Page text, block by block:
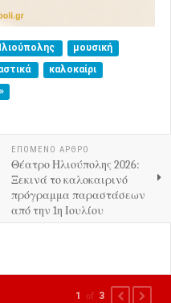
μουσική
καλοκαίρι
ΕΠΟΜΕΝΟ ΑΡΘΡΟ
Θέατρο Ηλιούπολης 2026:
Ξεκινά το καλοκαιρινό
πρόγραμμα παραστάσεων
από την 1η Ιουλίου
1 of 3 PREVIOUS
NEXT